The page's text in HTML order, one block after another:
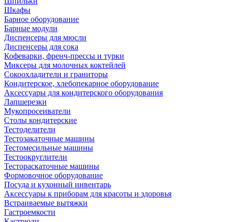
Шкафы
Барное оборудование
Барные модули
Диспенсеры для мюсли
Диспенсеры для сока
Кофеварки, френч-прессы и турки
Миксеры для молочных коктейлей
Сокоохладители и граниторы
Кондитерское, хлебопекарное оборудование
Аксессуары для кондитерского оборудования
Лапшерезки
Мукопросеиватели
Столы кондитерские
Тестоделители
Тестозакаточные машины
Тестомесильные машины
Тестоокруглители
Тестораскаточные машины
Формовочное оборудование
Посуда и кухонный инвентарь
Аксессуары к приборам для красоты и здоровья
Встраиваемые вытяжки
Гастроемкости